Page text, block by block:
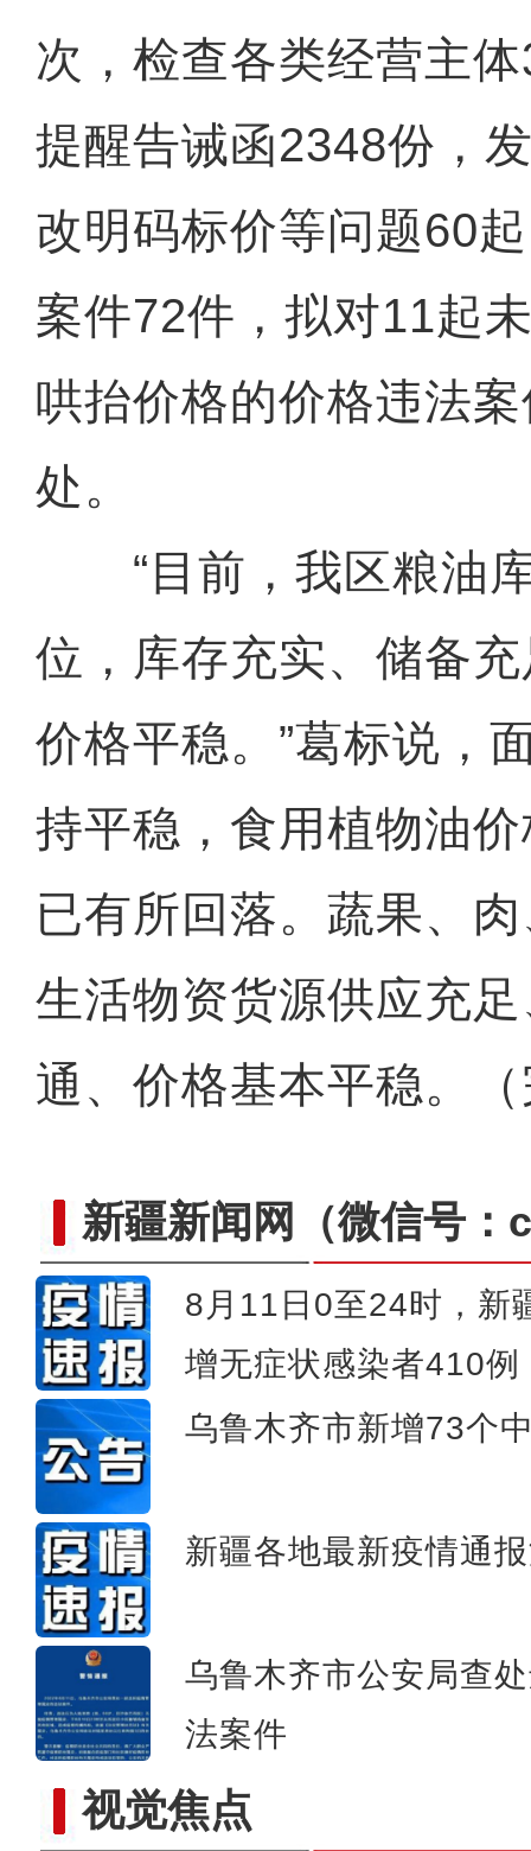
次，检查各类经营主
提醒告诫函2348份，
改明码标价等问题60
案件72件，拟对11起
哄抬价格的价格违法
处。
“目前，我区粮油库
位，库存充实、储备
价格平稳。”葛标说，
持平稳，食用植物油
已有所回落。蔬果、
生活物资货源供应充
通、价格基本平稳。
新疆新闻网 （微信号
8月11日0至24时，新
增无症状感染者410例
乌鲁木齐市新增73个
新疆各地最新疫情通
乌鲁木齐市公安局查
法案件
视觉焦点
温室大棚成为新疆农民
人居环境治理“靓扮”